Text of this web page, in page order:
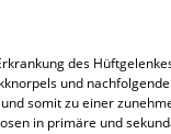
des
und
somit zu einer
in primäre und